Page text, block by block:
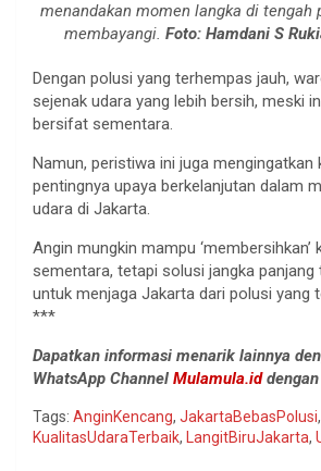
menandakan momen langka di tengah
membayangi. Foto: Hamdani S
Dengan polusi yang terhempas jauh,
sejenak udara yang lebih bersih, meski
bersifat sementara.
Namun, peristiwa ini juga mengingatkan
pentingnya upaya berkelanjutan dalam
udara di Jakarta.
Angin mungkin mampu ‘membersihkan’
sementara, tetapi solusi jangka panjang
untuk menjaga Jakarta dari polusi yang
***
Dapatkan informasi menarik lainnya
WhatsApp Channel Mulamula.id
Tags: AnginKencang, JakartaBebasPolusi,
KualitasUdaraTerbaik, LangitBiruJakarta,